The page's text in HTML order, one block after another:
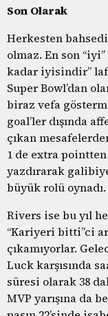
Son Olarak
Herkesten
olmaz. En son
kadar iyisindir”
Super Bowl’dan
biraz vefa
goal’ler dışında
çıkan
1 de extra pointten
yazdırarak
büyük rolü oynadı.
Rivers ise bu yıl
“Kariyeri bitti”ci
çıkamıyorlar.
Luck karşısında
süresi olarak 38
MVP yarışına da